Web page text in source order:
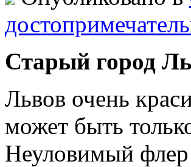
Старый город
Львов очень
может быть
Неуловимый